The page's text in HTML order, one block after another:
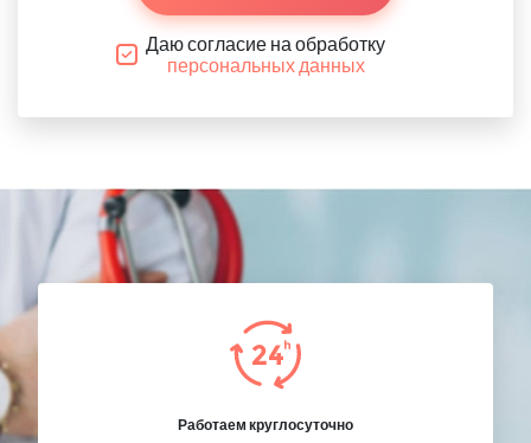
Даю согласие на обработку
персональных данных
Работаем круглосуточно